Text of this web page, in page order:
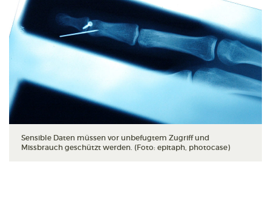
Sensible Daten müssen vor unbefugtem Zugriff und
Missbrauch geschützt werden. (Foto: epitaph, photocase)